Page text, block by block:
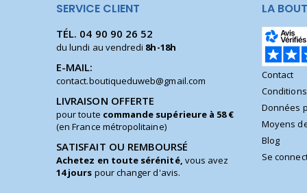
SERVICE CLIENT
TÉL. 04 90 90 26 52
du lundi au vendredi 8h-18h
E-MAIL:
contact.boutiqueduweb@gmail.com
LIVRAISON OFFERTE
pour toute commande supérieure à 58 €
(en France métropolitaine)
SATISFAIT OU REMBOURSÉ
Achetez en toute sérénité, vous avez
14 jours pour changer d'avis.
LA
Contact
Données
Moyens
Blog
Se